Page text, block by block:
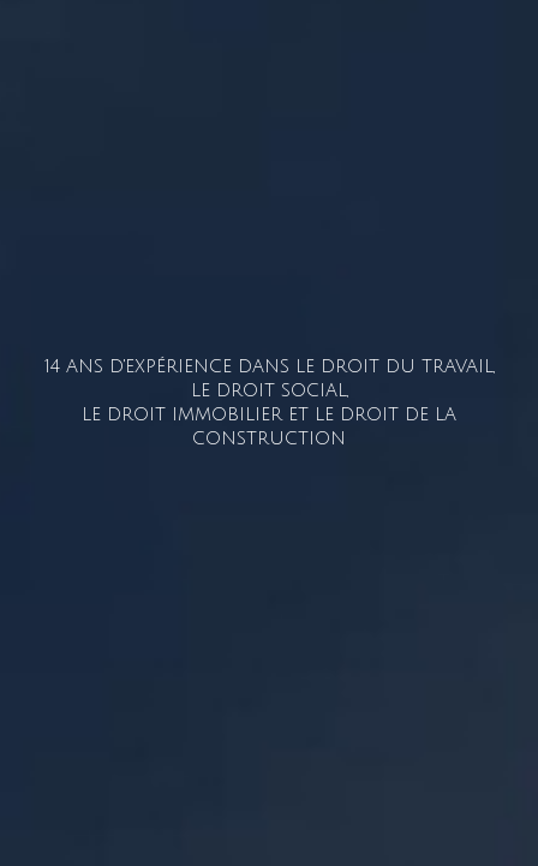
14 ANS D'EXPÉRIENCE DANS LE DROIT DU TRAVAIL,
LE DROIT SOCIAL,
LE DROIT IMMOBILIER ET LE DROIT DE LA
CONSTRUCTION